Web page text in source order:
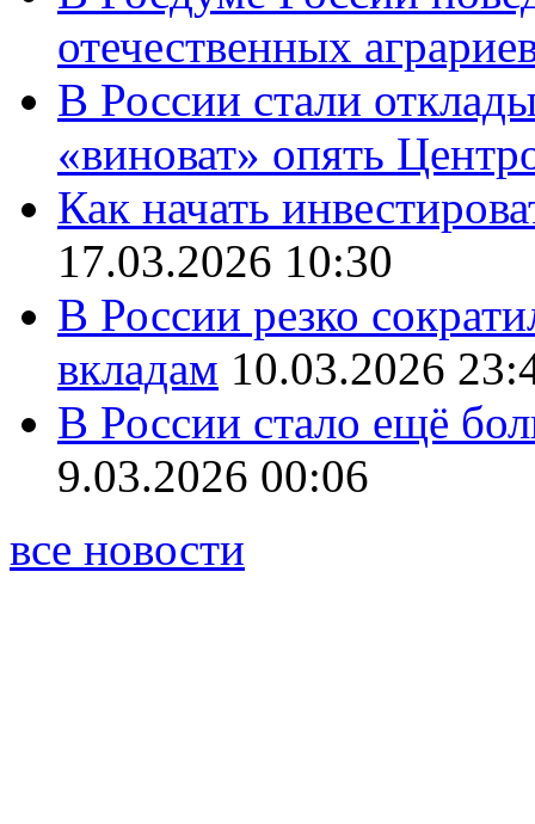
отечественных
В России стали
«виноват» опять
Как начать
17.03.2026 10:30
В России резко
вкладам 10.03.2026
В России стало ещё
9.03.2026 00:06
все новости